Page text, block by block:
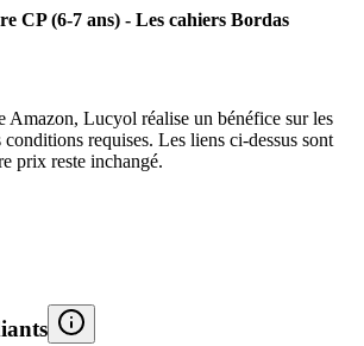
CP (6-7 ans) - Les cahiers Bordas
Amazon, Lucyol réalise un bénéfice sur les
conditions requises. Les liens ci-dessus sont
prix reste inchangé.